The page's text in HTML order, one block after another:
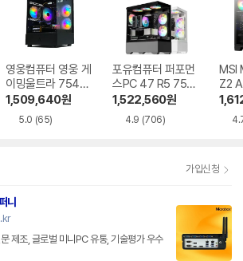
영웅컴퓨터 영웅 게
이밍울트라 7546
GT R5 7500F RT
X5060Ti
1,509,640원
5.0 (65)
포유컴퓨터 퍼포먼
스PC 47 R5 7500
F RTX5060Ti
1,522,560원
4.9 (706)
MSI
Z2
R5-
가입신청
니
제조, 글로벌 미니PC 유통, 기술평가 우수